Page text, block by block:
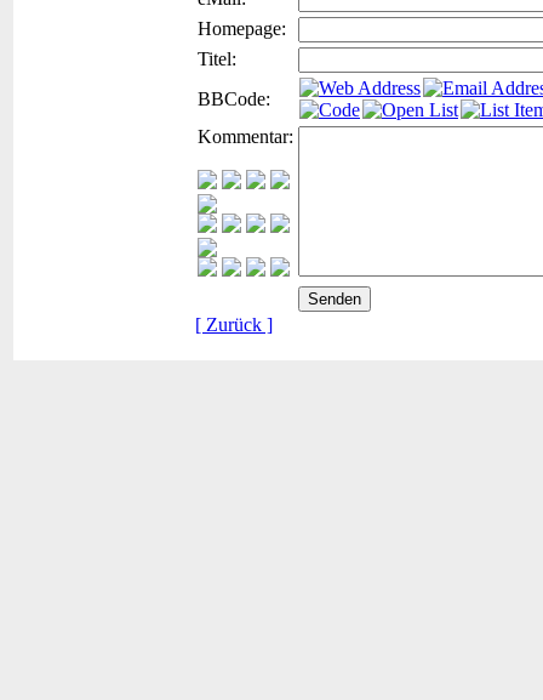
Homepage:
Titel:
BBCode:
Kommentar:
[ Zurück ]